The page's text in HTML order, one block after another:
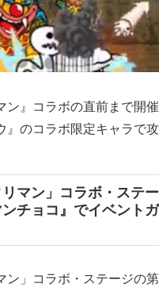
ン』コラボの直前まで開
』のコラボ限定キャラで攻
リマン」コラボ・ステ
ンチョコ』でイベント
ン」コラボ・ステージの